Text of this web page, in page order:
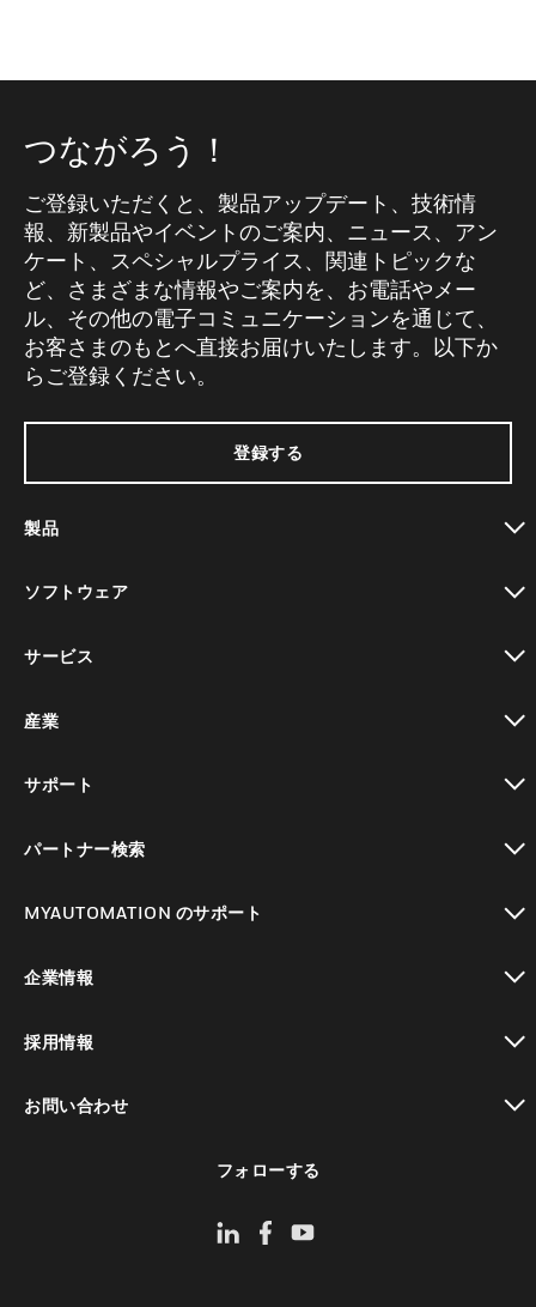
つながろう！
ご登録いただくと、製品アップデート、技術情
報、新製品やイベントのご案内、ニュース、アン
ケート、スペシャルプライス、関連トピックな
ど、さまざまな情報やご案内を、お電話やメー
ル、その他の電子コミュニケーションを通じて、
お客さまのもとへ直接お届けいたします。以下か
らご登録ください。
登録する
製品
ソフトウェア
サービス
産業
サポート
パートナー検索
MYAUTOMATION のサポート
企業情報
採用情報
お問い合わせ
フォローする